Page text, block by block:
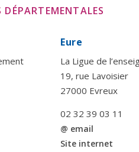
Eure
La Ligue de
19, rue Lavoisier
27000 Evreux
02 32 39 03 11
@ email
Site internet